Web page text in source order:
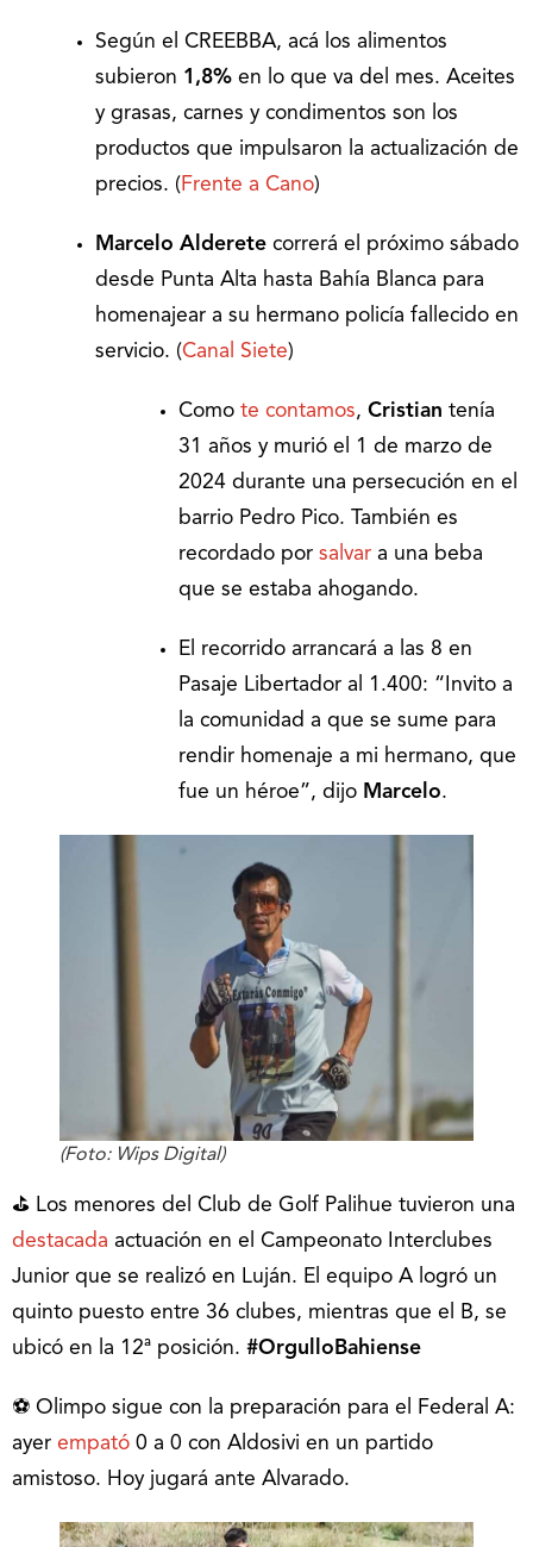
Según el CREEBBA, acá los alimentos
subieron 1,8% en lo que va del mes. Aceites
y grasas, carnes y condimentos son los
productos que impulsaron la actualización de
precios. ( Frente a Cano)
Marcelo Alderete correrá el próximo sábado
desde Punta Alta hasta Bahía Blanca para
homenajear a su hermano policía fallecido en
servicio. (Canal Siete)
Como te contamos, Cristian tenía
31 años y murió el 1 de marzo de
2024 durante una persecución en el
barrio Pedro Pico. También es
recordado por salvar a una beba
que se estaba ahogando.
El recorrido arrancará a las 8 en
Pasaje Libertador al 1.400: “Invito a
la comunidad a que se sume para
rendir homenaje a mi hermano, que
fue un héroe”, dijo Marcelo.
(Foto: Wips Digital)
⛳ Los menores del Club de Golf Palihue tuvieron una
destacada actuación en el Campeonato Interclubes
Junior que se realizó en Luján. El equipo A logró un
quinto puesto entre 36 clubes, mientras que el B, se
ubicó en la 12ª posición. #OrgulloBahiense
⚽ Olimpo sigue con la preparación para el Federal A:
ayer empató 0 a 0 con Aldosivi en un partido
amistoso. Hoy jugará ante Alvarado.